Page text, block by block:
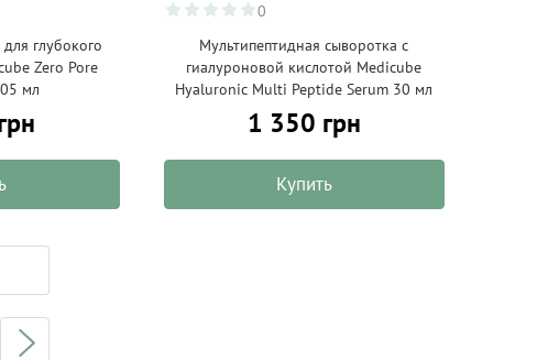
глубокого
Zero Pore
мл
0
Мультипептидная сыворотка с
гиалуроновой кислотой Medicube
Hyaluronic Multi Peptide Serum 30 мл
1 350 грн
Купить